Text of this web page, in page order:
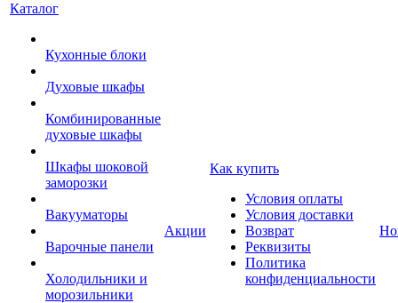
Каталог
Кухонные блоки
Духовые шкафы
Комбинированные
духовые шкафы
Шкафы шоковой
заморозки
Вакууматоры
Варочные панели
Холодильники и
морозильники
Акции
Как купить
Условия оплаты
Условия доставки
Возврат
Реквизиты
Политика
конфиденциальности